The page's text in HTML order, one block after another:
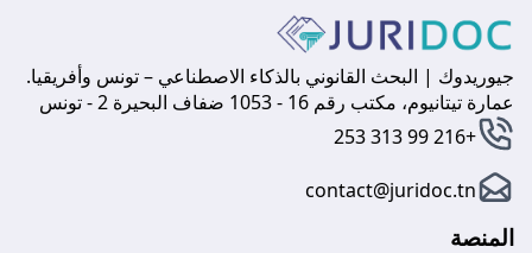
جيوريدوك | البحث القانوني بالذكاء الاصطناعي – تونس وأفريقيا.
عمارة تيتانيوم، مكتب رقم 16 - 1053 ضفاف البحيرة 2 - تونس
+216 99 313 253
contact@juridoc.tn
المنصة